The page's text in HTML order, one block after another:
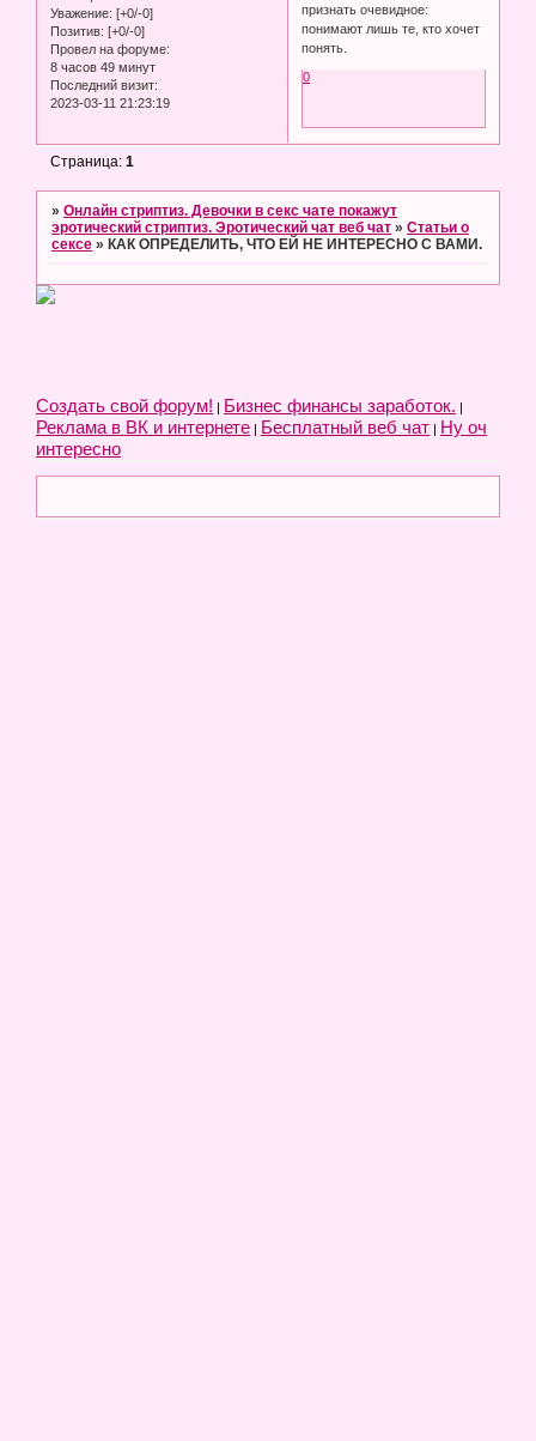
Уважение: [+0/-0]
Позитив: [+0/-0]
Провел на форуме:
8 часов 49 минут
Последний визит:
2023-03-11 21:23:19
признать очевидное:
понимают лишь те, кто хочет
понять.
0
Страница:1
»Онлайн стриптиз. Девочки в секс чате покажут
эротический стриптиз. Эротический чат веб чат »Статьи о
сексе » КАК ОПРЕДЕЛИТЬ, ЧТО ЕЙ НЕ ИНТЕРЕСНО С ВАМИ.
Создать свой форум! | Бизнес финансы заработок. |
Реклама в ВК и интернете | Бесплатный веб чат | Ну оч
интересно